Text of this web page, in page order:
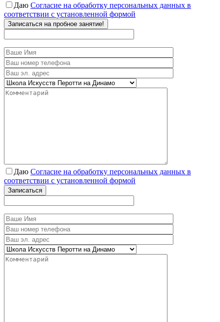
Даю Согласие на обработку персональных данных в
соответствии с установленной формой
Записаться на пробное занятие!
Даю Согласие на обработку персональных данных в
соответствии с установленной формой
Записаться